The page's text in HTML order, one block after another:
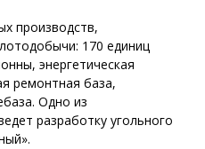
производств,
170 единиц
энергетическая
ремонтная база,
Одно из
разработку угольного